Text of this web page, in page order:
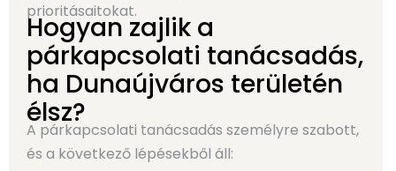
prioritásaitokat.
Hogyan zajlik a
párkapcsolati tanácsadás,
ha Dunaújváros területén
élsz?
A párkapcsolati tanácsadás személyre szabott,
és a következő lépésekből áll: